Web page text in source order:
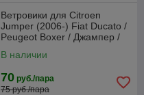
Ветровики для Citroen
Jumper (2006-) Fiat Ducato /
Peugeot Boxer / Джампер /
В наличии
70 руб./пара
75 руб./пара